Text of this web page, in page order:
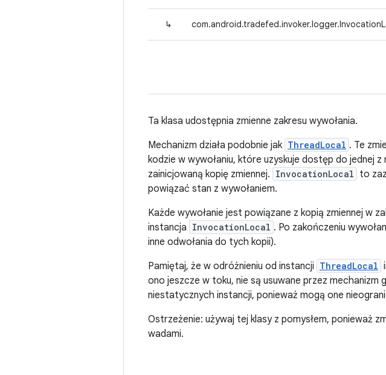
↳
Ta klasa udostępnia zmienne zakresu wywołania.
Mechanizm działa podobnie jak ThreadLocal . Te
kodzie w wywołaniu, które uzyskuje dostęp do jednej
zainicjowaną kopię zmiennej. InvocationLocal to
powiązać stan z wywołaniem.
Każde wywołanie jest powiązane z kopią zmiennej w
instancja InvocationLocal . Po zakończeniu
inne odwołania do tych kopii).
Pamiętaj, że w odróżnieniu od instancji ThreadLocal
ono jeszcze w toku, nie są usuwane przez
niestatycznych instancji, ponieważ mogą one
Ostrzeżenie: używaj tej klasy z pomysłem, ponieważ
wadami.